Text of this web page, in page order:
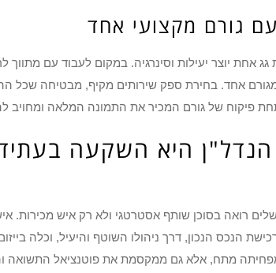
גורם מקצועי אחד
אחת יוצר יעילות וסינרגיה. במקום לעבוד עם מתווך
מגורם אחד. בחירת ספק שירותים מקיף, מבטיחה שכל
פיקוח של גורם המכיר את התמונה המלאה ומחויב
הנדל"ן היא השקעה
רואה בסוכן שותף אסטרטגי ולא רק איש מכירות.
הנכס הנכון, דרך ניהולו השוטף והיעיל, וכלה בייזום
מתח, אלא גם ממקסמת את פוטנציאל התשואה